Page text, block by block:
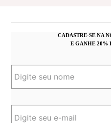
CADASTRE-SE NA
E GANHE 20%